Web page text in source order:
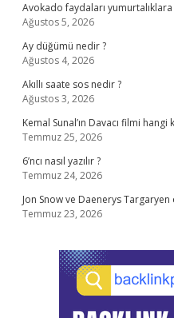
Avokado faydaları
Ağustos 5, 2026
Ay düğümü nedir ?
Ağustos 4, 2026
Akıllı saate sos nedir ?
Ağustos 3, 2026
Kemal Sunal’ın Davacı filmi
Temmuz 25, 2026
6’ncı nasıl yazılır ?
Temmuz 24, 2026
Jon Snow ve Daenerys Targaryen
Temmuz 23, 2026